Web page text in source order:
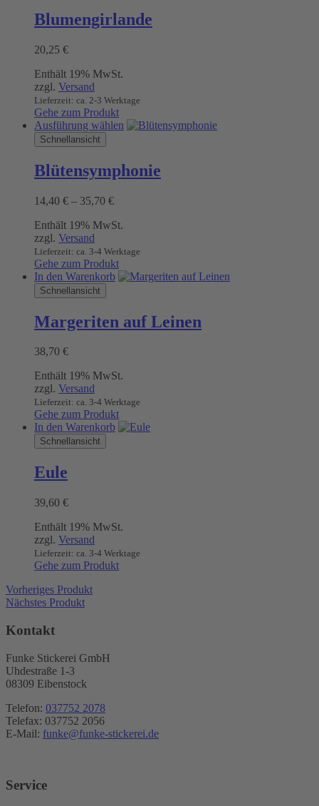
Blumengirlande
20,25 €
Enthält 19% MwSt.
zzgl. Versand
Lieferzeit: ca. 2-3 Werktage
Gehe zum Produkt
Ausführung wählen Dieses
mehrere
Varianten
der
gewählt
Schnellansicht
Blütensymphonie
14,40 € – 35,70 €Preisspanne:
bis
Enthält 19% MwSt.
zzgl. Versand
Lieferzeit: ca. 3-4 Werktage
Gehe zum Produkt
In den Warenkorb
Schnellansicht
Margeriten auf Leinen
38,70 €
Enthält 19% MwSt.
zzgl. Versand
Lieferzeit: ca. 3-4 Werktage
Gehe zum Produkt
In den Warenkorb
Schnellansicht
Eule
39,60 €
Enthält 19% MwSt.
zzgl. Versand
Lieferzeit: ca. 3-4 Werktage
Gehe zum Produkt
Vorheriges Produkt
Nächstes Produkt
Kontakt
Funke Stickerei GmbH
Uhdestraße 1-3
08309 Eibenstock
Telefon: 037752 2078
Telefax: 037752 2056
E-Mail: funke@funke-stickerei.de
Service